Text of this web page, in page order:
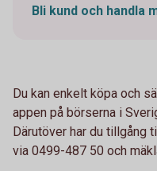
Bli kund och handla
Du kan enkelt köpa och
appen på börserna i
Därutöver har du tillgång
via 0499-487 50 och